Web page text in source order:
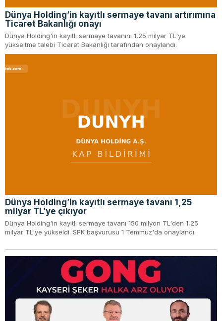
Dünya Holding’in kayıtlı sermaye tavanı artırımına
Ticaret Bakanlığı onayı
Dünya Holding'in kayıtlı sermaye tavanını 1,25 milyar TL'ye
yükseltme talebi Ticaret Bakanlığı tarafından onaylandı.
Dünya Holding’in kayıtlı sermaye tavanı 1,25
milyar TL’ye çıkıyor
Dünya Holding'in kayıtlı sermaye tavanı 150 milyon TL'den 1,25
milyar TL'ye yükseldi. SPK başvurusu 1 Temmuz'da onaylandı.